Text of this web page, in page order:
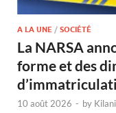
A LA UNE / SOCIÉTÉ
La NARSA
forme et des
10 août 2026 - by